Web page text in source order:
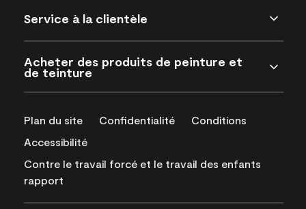
Service à la clientèle
Acheter des produits de peinture et
de teinture
Plan du site Confidentialité
Conditions
Accessibilité
Contre le travail forcé et le travail des enfants
rapport